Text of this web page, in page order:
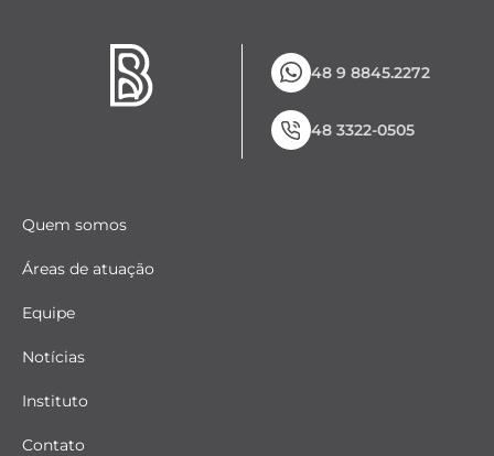
48 9 8845.2272
48 3322-0505
Quem somos
Áreas de atuação
Equipe
Notícias
Instituto
Contato